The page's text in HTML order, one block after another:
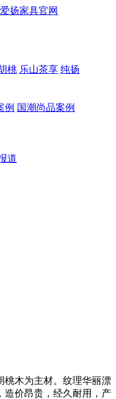
桃 乐山茶享 纯扬
例 国潮尚品案例
道
桃木为主材。纹理华丽漂
造价昂贵，经久耐用，产